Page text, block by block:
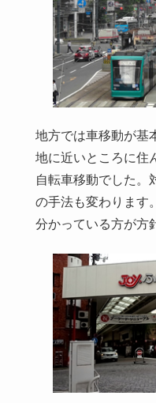
地方では車移動が基
地に近いところに住
自転車移動でした。
の手法も変わります
分かっている方が方